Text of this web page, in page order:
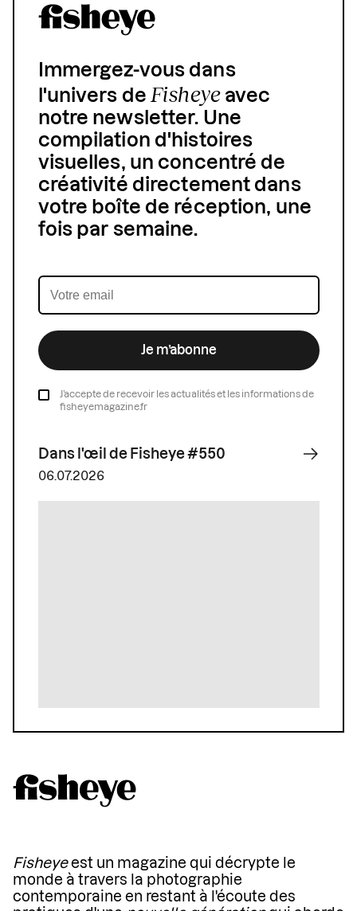
Immergez-vous dans
l'univers deFisheyeavec
notre newsletter. Une
compilation d'histoires
visuelles, un concentré de
créativité directement dans
votre boîte de réception, une
fois par semaine.
Je m’abonne
J’accepte de recevoir les actualités et les informations de
fisheyemagazine.fr
Dans l'œil de Fisheye #550
06.07.2026
Fisheyeest un magazine qui décrypte le
monde à travers la photographie
contemporaine en restant à l'écoute des